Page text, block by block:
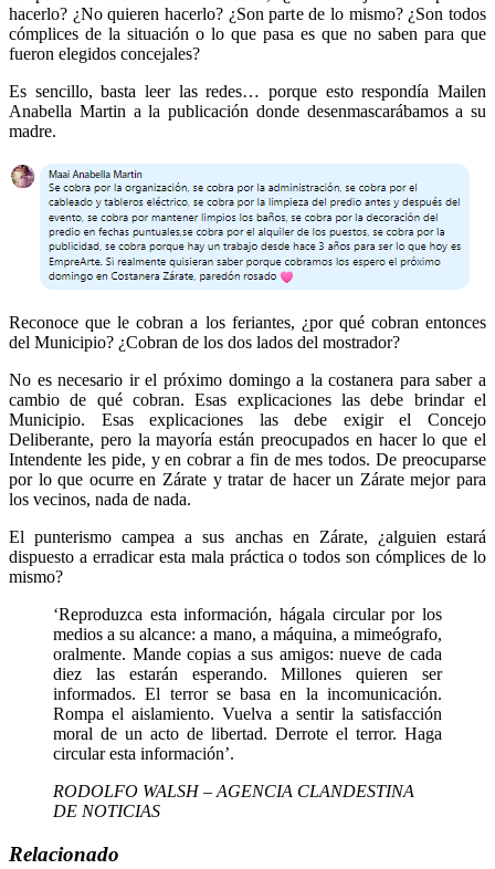
hacerlo? ¿No quieren hacerlo? ¿Son parte de lo mismo? ¿Son todos
cómplices de la situación o lo que pasa es que no saben para que
fueron elegidos concejales?
Es sencillo, basta leer las redes… porque esto respondía Mailen
Anabella Martin a la publicación donde desenmascarábamos a su
madre.
Reconoce que le cobran a los feriantes, ¿por qué cobran entonces
del Municipio? ¿Cobran de los dos lados del mostrador?
No es necesario ir el próximo domingo a la costanera para saber a
cambio de qué cobran. Esas explicaciones las debe brindar el
Municipio. Esas explicaciones las debe exigir el Concejo
Deliberante, pero la mayoría están preocupados en hacer lo que el
Intendente les pide, y en cobrar a fin de mes todos. De preocuparse
por lo que ocurre en Zárate y tratar de hacer un Zárate mejor para
los vecinos, nada de nada.
El punterismo campea a sus anchas en Zárate, ¿alguien estará
dispuesto a erradicar esta mala práctica o todos son cómplices de lo
mismo?
‘Reproduzca esta información, hágala circular por los
medios a su alcance: a mano, a máquina, a mimeógrafo,
oralmente. Mande copias a sus amigos: nueve de cada
diez las estarán esperando. Millones quieren ser
informados. El terror se basa en la incomunicación.
Rompa el aislamiento. Vuelva a sentir la satisfacción
moral de un acto de libertad. Derrote el terror. Haga
circular esta información’.
RODOLFO WALSH – AGENCIA CLANDESTINA
DE NOTICIAS
Relacionado